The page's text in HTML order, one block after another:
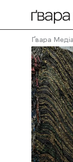
Ґвара Медіа